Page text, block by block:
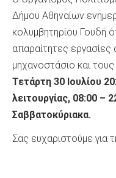
Δήμου Αθηναίων
κολυμβητηρίου Γουδή
απαραίτητες
μηχανοστάσιο και
Τετάρτη 30 Ιουλίου
λειτουργίας, 08:00 –
Σαββατοκύριακα.
Σας ευχαριστούμε για